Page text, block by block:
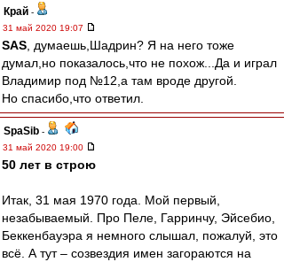
Край -
31 май 2020 19:07
SAS , думаешь,Шадрин? Я на него тоже
думал,но показалось,что не похож...Да и играл
Владимир под №12,а там вроде другой.
Но спасибо,что ответил.
SpaSib -
31 май 2020 19:00
50 лет в строю
Итак, 31 мая 1970 года. Мой первый,
незабываемый. Про Пеле, Гарринчу, Эйсебио,
Беккенбауэра я немного слышал, пожалуй, это
всё. А тут – созвездия имен загораются на